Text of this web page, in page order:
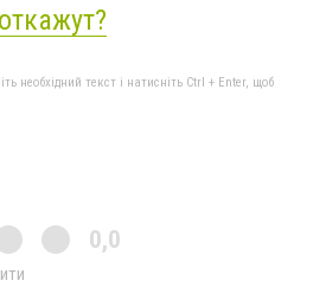
необхідний текст і натисніть Ctrl + Enter, щоб
0,0